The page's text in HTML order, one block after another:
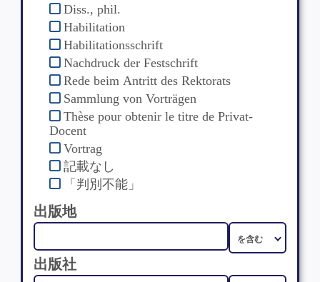
Diss., phil.
Habilitation
Habilitationsschrift
Nachdruck der Festschrift
Rede beim Antritt des Rektorats
Sammlung von Vorträgen
Thèse pour obtenir le titre de Privat-
Docent
Vortrag
記載なし
「判別不能」
出版地
出版社